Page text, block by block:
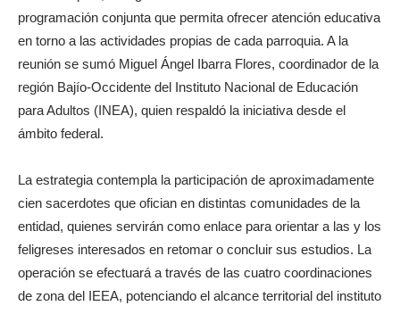
programación conjunta que permita ofrecer atención educativa
en torno a las actividades propias de cada parroquia. A la
reunión se sumó Miguel Ángel Ibarra Flores, coordinador de la
región Bajío-Occidente del Instituto Nacional de Educación
para Adultos (INEA), quien respaldó la iniciativa desde el
ámbito federal.
La estrategia contempla la participación de aproximadamente
cien sacerdotes que ofician en distintas comunidades de la
entidad, quienes servirán como enlace para orientar a las y los
feligreses interesados en retomar o concluir sus estudios. La
operación se efectuará a través de las cuatro coordinaciones
de zona del IEEA, potenciando el alcance territorial del instituto